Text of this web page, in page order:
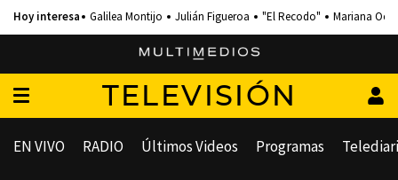
Galilea Montijo Julián Figueroa "El Recodo" Mariana
TELEVISIÓN
EN VIVO RADIO Últimos Videos Programas